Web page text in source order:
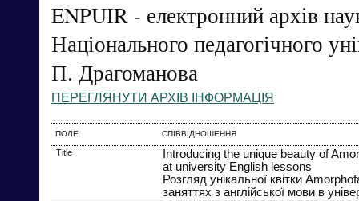
ENPUIR - електронний архів
Національного педагогічного
П. Драгоманова
ПЕРЕГЛЯНУТИ АРХІВ ІНФОРМАЦІЯ
ПОЛЕ СПІВВІДНОШЕННЯ
Title
Introducing the unique beauty of
at university English lessons
Розгляд унікальної квітки
заняттях з англійської мови в